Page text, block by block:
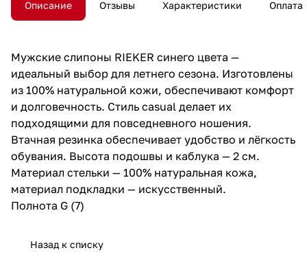
Описание Отзывы Характеристики Оплата
Мужские слипоны RIEKER синего цвета —
идеальный выбор для летнего сезона. Изготовлены
из 100% натуральной кожи, обеспечивают комфорт
и долговечность. Стиль casual делает их
подходящими для повседневного ношения.
Втачная резинка обеспечивает удобство и лёгкость
обувания. Высота подошвы и каблука — 2 см.
Материал стельки — 100% натуральная кожа,
материал подкладки — искусственный.
Полнота G (7)
Назад к списку